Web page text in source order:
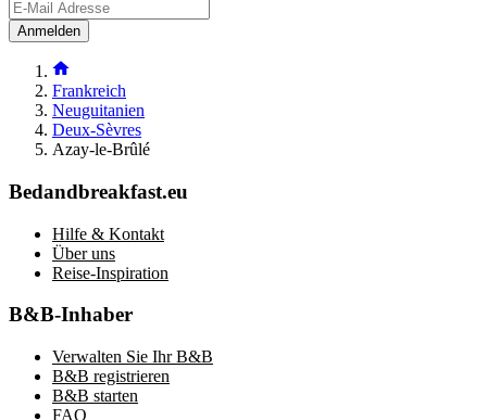
Anmelden
Frankreich
Neuguitanien
Deux-Sèvres
Azay-le-Brûlé
Bedandbreakfast.eu
Hilfe & Kontakt
Über uns
Reise-Inspiration
B&B-Inhaber
Verwalten Sie Ihr B&B
B&B registrieren
B&B starten
FAQ